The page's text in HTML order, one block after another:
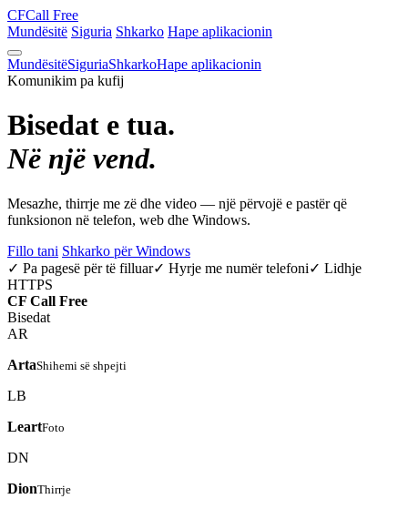
CFCall Free
Mundësitë Siguria Shkarko Hape aplikacionin
MundësitëSiguriaShkarkoHape aplikacionin
Komunikim pa kufij
Bisedat e tua.
Në një vend.
Mesazhe, thirrje me zë dhe video — një përvojë e pastër që
funksionon në telefon, web dhe Windows.
Fillo tani Shkarko për Windows
✓ Pa pagesë për të filluar✓ Hyrje me numër telefoni✓ Lidhje
HTTPS
CF Call Free
Bisedat
AR
ArtaShihemi së shpejti
LB
LeartFoto
DN
DionThirrje